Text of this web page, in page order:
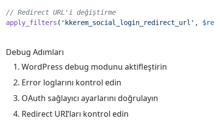
// Redirect URL'i değiştirme
apply_filters ( 'kkerem_social_login_redirect_url' , $
Debug Adımları
WordPress debug modunu aktifleştirin
Error loglarını kontrol edin
OAuth sağlayıcı ayarlarını doğrulayın
Redirect URI’ları kontrol edin